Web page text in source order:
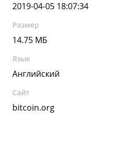
2019-04-05 18:07:34
Размер
14.75 МБ
Язык
Английский
Сайт
bitcoin.org